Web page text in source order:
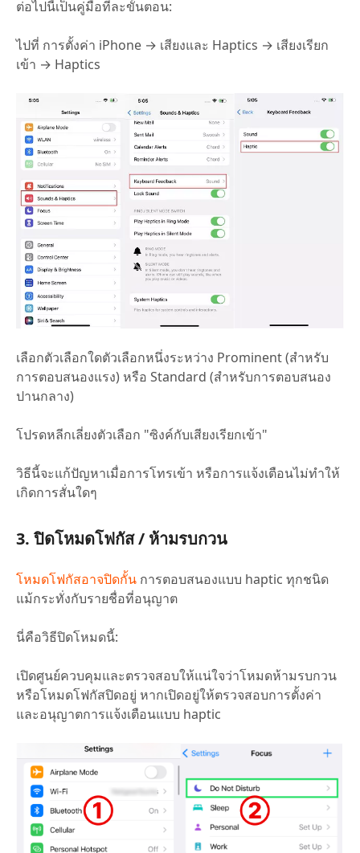
ต่อไปนี้เป็นคู่มือทีละขั้นตอน:
ไปที่ การตั้งค่า iPhone → เสียงและ Haptics → เสียงเรียก
เข้า → Haptics
เลือกตัวเลือกใดตัวเลือกหนึ่งระหว่าง Prominent (สำหรับ
การตอบสนองแรง) หรือ Standard (สำหรับการตอบสนอง
ปานกลาง)
โปรดหลีกเลี่ยงตัวเลือก "ซิงค์กับเสียงเรียกเข้า"
วิธีนี้จะแก้ปัญหาเมื่อการโทรเข้า หรือการแจ้งเตือนไม่ทำให้
เกิดการสั่นใดๆ
3. ปิดโหมดโฟกัส / ห้ามรบกวน
โหมดโฟกัสอาจปิดกั้น การตอบสนองแบบ haptic ทุกชนิด
แม้กระทั่งกับรายชื่อที่อนุญาต
นี่คือวิธีปิดโหมดนี้:
เปิดศูนย์ควบคุมและตรวจสอบให้แน่ใจว่าโหมดห้ามรบกวน
หรือโหมดโฟกัสปิดอยู่ หากเปิดอยู่ให้ตรวจสอบการตั้งค่า
และอนุญาตการแจ้งเตือนแบบ haptic